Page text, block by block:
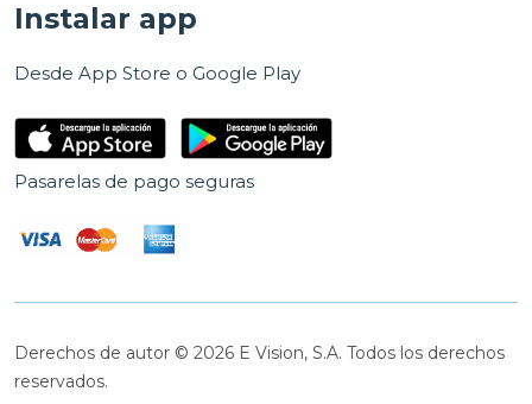
Instalar app
Desde App Store o Google Play
Pasarelas de pago seguras
Derechos de autor © 2026 E Vision, S.A. Todos los derechos
reservados.